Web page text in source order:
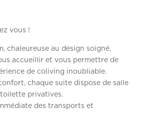
vous !
chaleureuse au design soigné,
accueillir et vous permettre de
de coliving inoubliable.
chaque suite dispose de salle
privatives.
des transports et